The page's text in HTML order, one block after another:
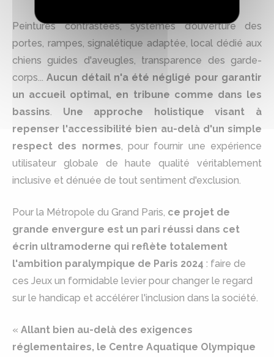
Peintures contrastées, systèmes d’ouverture des
portes, rampes, signalétique adaptée, local dédié aux
chiens guides d'aveugles, transparence des garde-
corps...Aucun détail n'a été négligé pour garantir
un accueil optimal, en tribune comme dans les
bassins. Une approche holistique visant à
repenser l'accessibilité bien au-delà d'un simple
respect des normes, pour fournir une expérience
utilisateur globale de haute qualité véritablement
inclusive et dénuée de tout sentiment d'exclusion.
Pour la Métropole du Grand Paris, ce projet de
grande envergure est un pari réussi dans cet
écrin ultramoderne qui reflète totalement
l'ambition paralympique de Paris 2024 : faire de
ces Jeux un formidable levier pour changer le regard
sur le handicap et accélérer l'inclusion dans la société.
« Allant bien au-delà des exigences
réglementaires, le Centre Aquatique Olympique